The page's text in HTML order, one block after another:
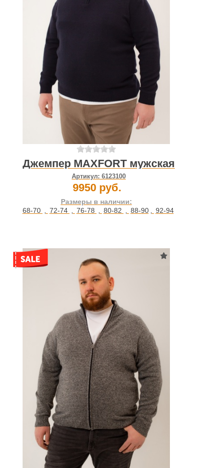
Джемпер MAXFORT мужская
Артикул: 6123100
9950 руб.
Размеры в наличии:
68-70 , 72-74 , 76-78 , 80-82 , 88-90 , 92-94